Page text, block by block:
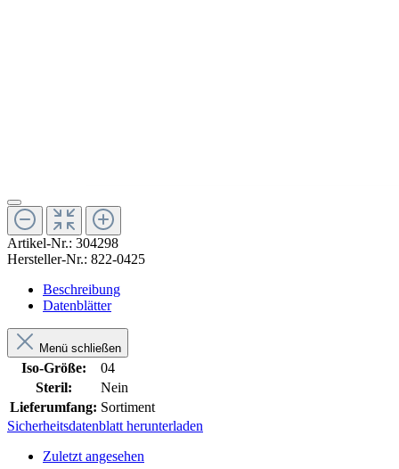
Artikel-Nr.: 304298
Hersteller-Nr.: 822-0425
Beschreibung
Datenblätter
Menü schließen
Iso-Größe:
04
Steril:
Nein
Lieferumfang: Sortiment
Sicherheitsdatenblatt herunterladen
Zuletzt angesehen